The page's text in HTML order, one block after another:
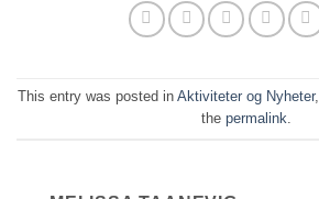
This entry was posted in Aktiviteter og Nyheter,
the permalink.